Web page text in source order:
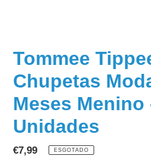
Tommee
Chupetas
Meses Menino
Unidades
Preço
€7,99 ESGOTADO